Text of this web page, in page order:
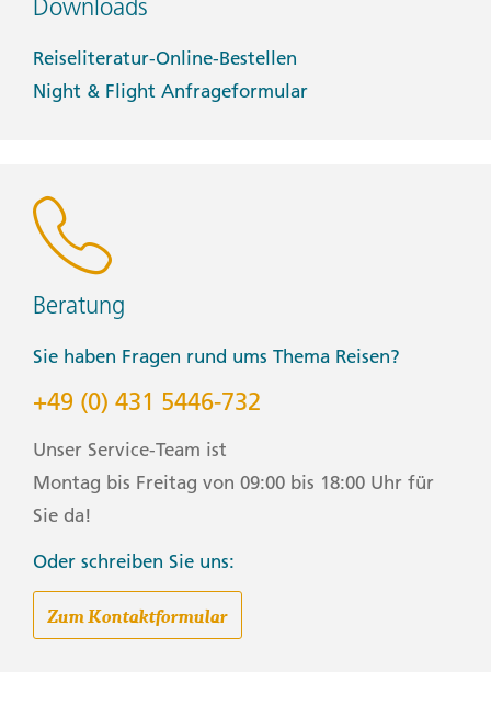
Downloads
Reiseliteratur-Online-Bestellen
Night & Flight Anfrageformular
Beratung
Sie haben Fragen rund ums Thema Reisen?
+49 (0) 431 5446-732
Unser Service-Team ist
Montag bis Freitag von 09:00 bis 18:00 Uhr für
Sie da!
Oder schreiben Sie uns:
Zum Kontaktformular